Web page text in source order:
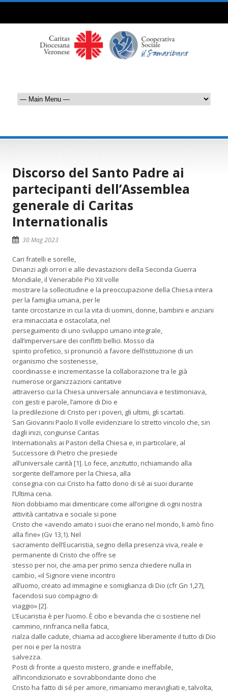
Discorso del Santo Padre ai
partecipanti dell’Assemblea
generale di Caritas
Internationalis
30 Mag 2023
Cari fratelli e sorelle,
Dinanzi agli orrori e alle devastazioni della Seconda Guerra
Mondiale, il Venerabile Pio XII volle
mostrare la sollecitudine e la preoccupazione della Chiesa intera
per la famiglia umana, per le
tante circostanze in cui la vita di uomini, donne, bambini e anziani
era minacciata e ostacolata, nel
perseguimento di uno sviluppo umano integrale,
dall’imperversare dei conflitti bellici. Mosso da
spirito profetico, si pronunciò a favore dell’istituzione di un
organismo che sostenesse,
coordinasse e incrementasse la collaborazione tra le già
numerose organizzazioni caritative
attraverso cui la Chiesa universale annunciava e testimoniava,
con gesti e parole, l’amore di Dio e
la predilezione di Cristo per i poveri, gli ultimi, gli scartati.
San Giovanni Paolo II volle evidenziare lo stretto vincolo che, sin
dagli inizi, congiunse Caritas
Internationalis ai Pastori della Chiesa e, in particolare, al
Successore di Pietro che presiede
all’universale carità [1]. Lo fece, anzitutto, richiamando alla
sorgente dell’amore per la Chiesa, alla
consegna con cui Cristo ha fatto dono di sé ai suoi durante
l’Ultima cena.
Non dobbiamo mai dimenticare come all’origine di ogni nostra
attività caritativa e sociale si pone
Cristo che «avendo amato i suoi che erano nel mondo, li amò fino
alla fine» (Gv 13,1). Nel
sacramento dell’Eucaristia, segno della presenza viva, reale e
permanente di Cristo che offre se
stesso per noi, che ama per primo senza chiedere nulla in
cambio, «il Signore viene incontro
all’uomo, creato ad immagine e somiglianza di Dio (cfr Gn 1,27),
facendosi suo compagno di
viaggio» [2].
L’Eucaristia è per l’uomo. È cibo e bevanda che ci sostiene nel
cammino, rinfranca nella fatica,
rialza dalle cadute, chiama ad accogliere liberamente il tutto di Dio
per noi e per la nostra
salvezza.
Posti di fronte a questo mistero, grande e ineffabile,
all’incondizionato e sovrabbondante dono che
Cristo ha fatto di sé per amore, rimaniamo meravigliati e, talvolta,